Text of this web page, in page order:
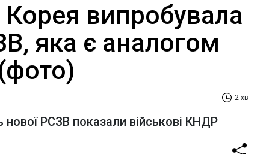
Корея випробувала
яка є аналогом
2 хв
РСЗВ показали військові КНДР